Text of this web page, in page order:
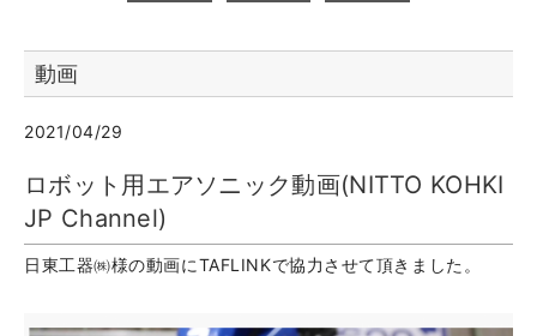
動画
2021/04/29
ロボット用エアソニック動画(NITTO KOHKI
JP Channel)
日東工器㈱様の動画にTAFLINKで協力させて頂きました。